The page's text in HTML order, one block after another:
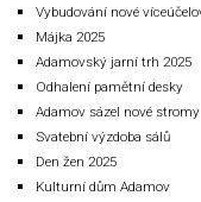
Vybudování nové
Májka 2025
Adamovský jarní trh 2025
Odhalení pamětní desky
Adamov sázel nové stromy
Svatební výzdoba sálů
Den žen 2025
Kulturní dům Adamov